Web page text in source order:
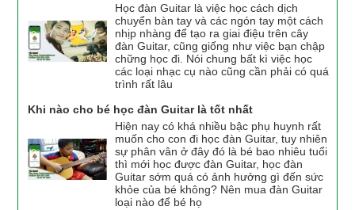
Học đàn Guitar là việc học cách dịch
chuyển bàn tay và các ngón tay một cách
nhịp nhàng để tạo ra giai điệu trên cây
đàn Guitar, cũng giống như việc bạn chập
chững học đi. Nói chung bất kì việc học
các loại nhạc cụ nào cũng cần phải có quá
trình rất lâu
Khi nào cho bé học đàn Guitar là tốt nhất
Hiện nay có khá nhiều bậc phụ huynh rất
muốn cho con đi học đàn Guitar, tuy nhiên
sự phân vân ở đây đó là bé bao nhiêu tuổi
thì mới học được đàn Guitar, học đàn
Guitar sớm quá có ảnh hưởng gì đến sức
khỏe của bé không? Nên mua đàn Guitar
loại nào để bé họ